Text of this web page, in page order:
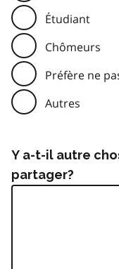
Étudiant
Chômeurs
Préfère ne
Autres
Y a-t-il autre
partager?